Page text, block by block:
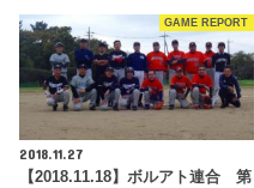
GAME REPORT
2018.11.27
【2018.11.18】ボルアト連合 第